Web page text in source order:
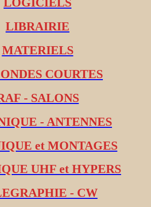
LIBRAIRIE
MATERIELS
COURTES
- SALONS
- ANTENNES
et MONTAGES
UHF et HYPERS
- CW